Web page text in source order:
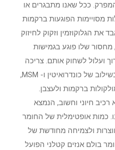
ככל שאנו מתבגרים או
מסויימות הפוגעות ברקמות
את הגלוקוזמין וזקוק לחיזוק
מחסור שלו פוגע בגמישות
ועלול לשחוק אותם. צריכה
חיצונית של גלוקוזמין בשילוב של כונדרואיטין ו- MSM,
ברקמות ולעצבן.
רכיב חיוני וחשוב, הנמצא
כמות אופטימלית של החומר
ולצמיחה מחודשת של
בולם אנזים קטלני הפועל